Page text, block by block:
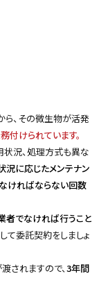
、その微生物が活発
付けられています。
況、処理方式も異な
況に応じたメンテナン
ければならない回数
でなければ行うこと
て委託契約をしましょ
されますので、3年間